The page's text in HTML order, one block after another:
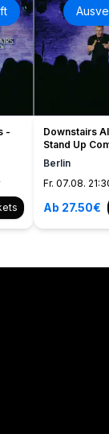
-
Downstairs
Stand Up
Berlin
Fr. 07.08.
Ab 27.50€